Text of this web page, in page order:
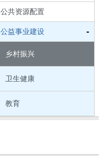
公共资源配置
公益事业建设 -
乡村振兴
卫生健康
教育
就业